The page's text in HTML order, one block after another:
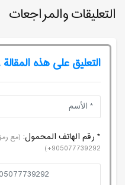
التعليقات والمراجعات
التعليق على هذه
* رقم الهاتف المحمول: (مع
905077739292+)